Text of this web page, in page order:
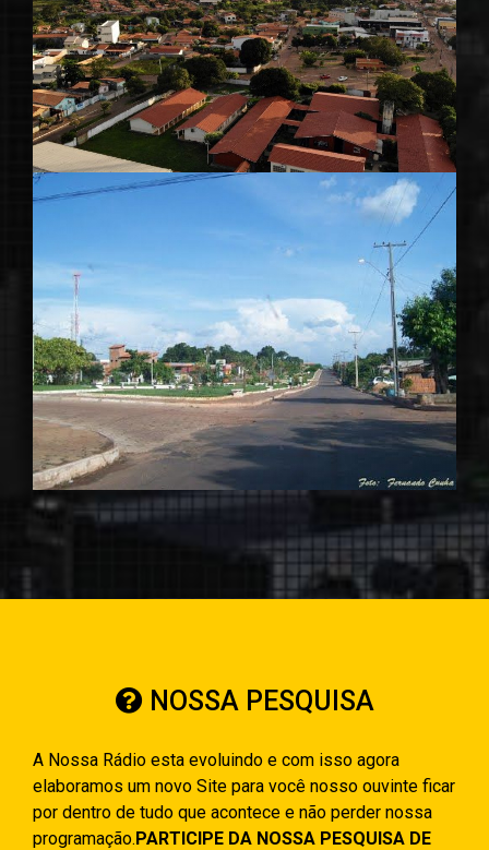
NOSSA PESQUISA
A Nossa Rádio esta evoluindo e com isso agora
elaboramos um novo Site para você nosso ouvinte ficar
por dentro de tudo que acontece e não perder nossa
programação.PARTICIPE DA NOSSA PESQUISA DE